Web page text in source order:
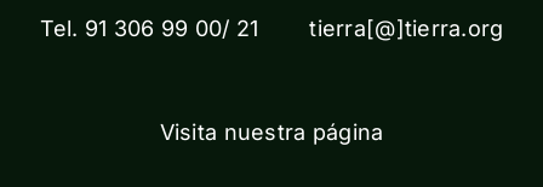
Tel. 91 306 99 00/ 21 tierra[@]tierra.org
Visita nuestra página